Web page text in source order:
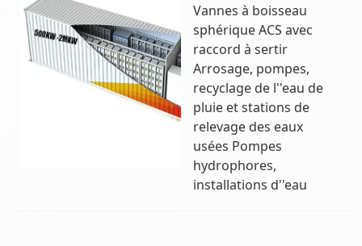
Vannes à boisseau
sphérique ACS avec
raccord à sertir
Arrosage, pompes,
recyclage de l''eau de
pluie et stations de
relevage des eaux
usées Pompes
hydrophores,
installations d''eau